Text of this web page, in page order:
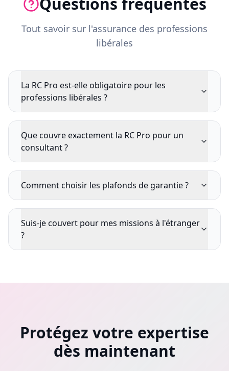
Tout savoir sur l'assurance des professions
libérales
La RC Pro est-elle obligatoire pour les
professions libérales ?
Que couvre exactement la RC Pro pour un
consultant ?
Comment choisir les plafonds de garantie ?
Suis-je couvert pour mes missions à l'étranger
?
Protégez votre expertise
dès maintenant